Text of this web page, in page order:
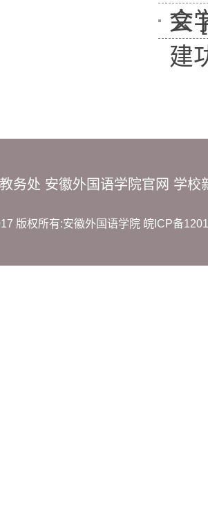
会
文
建
教务处 安徽外国语学院官网 学校
版权所有:安徽外国语学院 皖ICP备